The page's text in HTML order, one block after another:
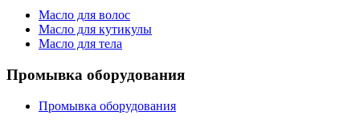
Масло для волос
Масло для кутикулы
Масло для тела
Промывка оборудования
Промывка оборудования